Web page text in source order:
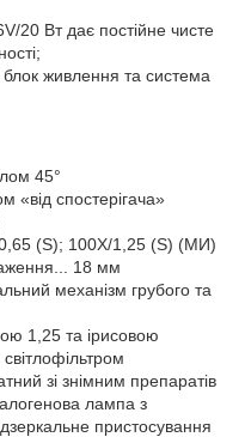
20 Вт дає постійне чисте
живлення та система
45°
«від спостерігача»
(S); 100X/1,25 (S) (МИ)
18 мм
механізм грубого та
1,25 та ірисовою
зі знімним препаратів
лампа з
пристосування